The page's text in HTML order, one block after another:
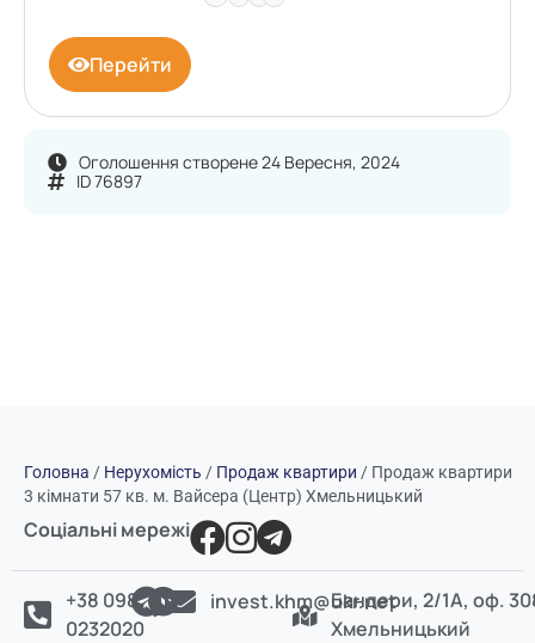
Оголошення створене 24 Вересня, 2024
ID 76897
Перейти
Головна / Нерухомість / Продаж квартири / Продаж квартири
3 кімнати 57 кв. м. Вайсера (Центр) Хмельницький
Соціальні мережі
+38 098
0232020
invest.khm@ukr.netБандери, 2/1А, оф.
Хмельницький